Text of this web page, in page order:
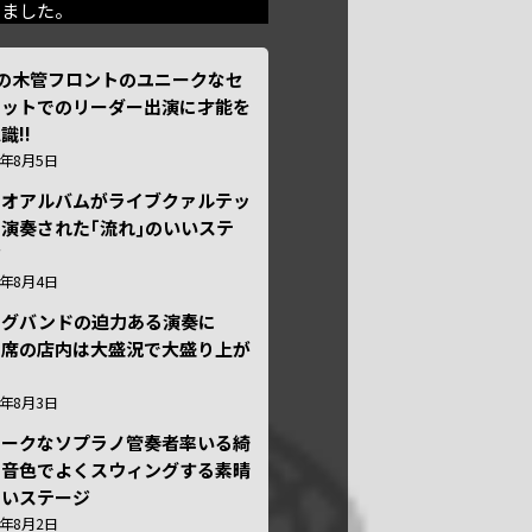
した。
木管フロントのユニークなセ
トでのリーダー出演に才能を
!!
8月5日
アルバムがライブクァルテッ
奏された｢流れ｣のいいステ
8月4日
バンドの迫力ある演奏に
の店内は大盛況で大盛り上が
8月3日
クなソプラノ管奏者率いる綺
色でよくスウィングする素晴
ステージ
8月2日